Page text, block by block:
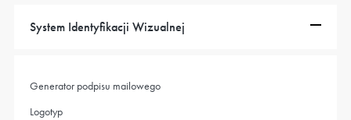
System Identyfikacji Wizualnej
Generator podpisu mailowego
Logotyp